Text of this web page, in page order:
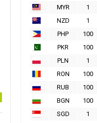
MYR
1
NZD
1
PHP
100
PKR
100
PLN
1
RON
100
RUB
100
BGN
100
SGD
1